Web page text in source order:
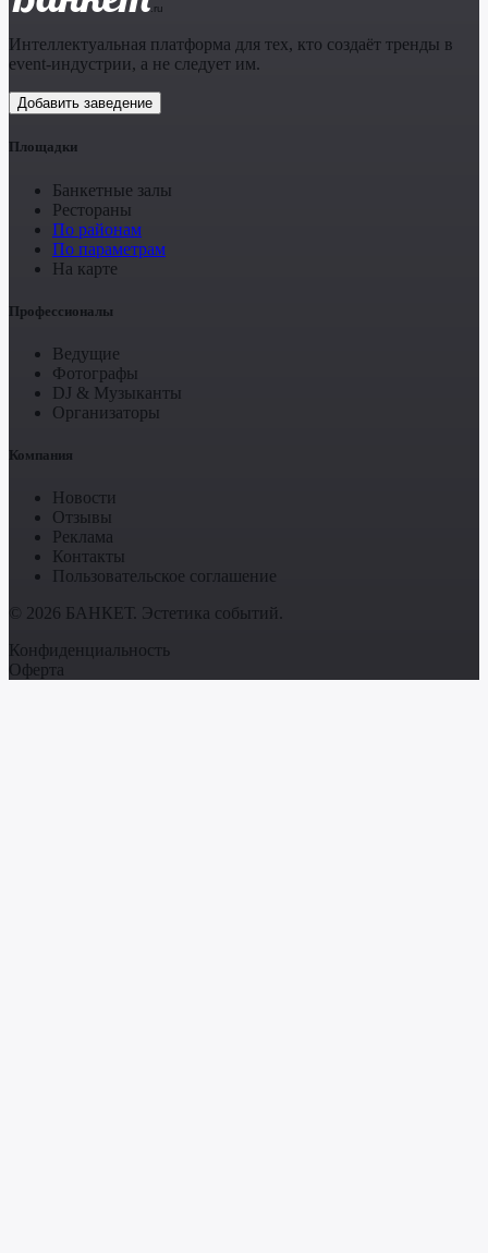
.ru
Интеллектуальная платформа для тех, кто создаёт тренды в
event-индустрии, а не следует им.
Добавить заведение
Площадки
Банкетные залы
Рестораны
По районам
По параметрам
На карте
Профессионалы
Ведущие
Фотографы
DJ & Музыканты
Организаторы
Компания
Новости
Отзывы
Реклама
Контакты
Пользовательское соглашение
© 2026 БАНКЕТ. Эстетика событий.
Конфиденциальность
Оферта